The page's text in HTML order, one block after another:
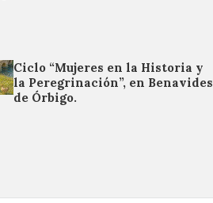
Ciclo “Mujeres en la Historia y
la Peregrinación”, en Benavides
de Órbigo.